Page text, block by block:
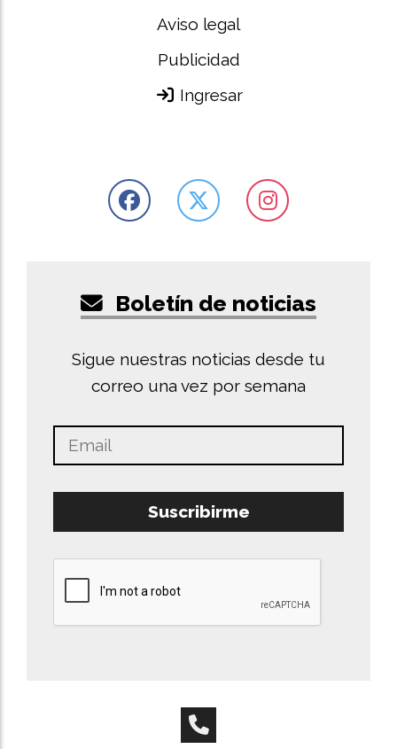
Aviso legal
Publicidad
Ingresar
Boletín de noticias
Sigue nuestras noticias desde tu
correo una vez por semana
Suscribirme